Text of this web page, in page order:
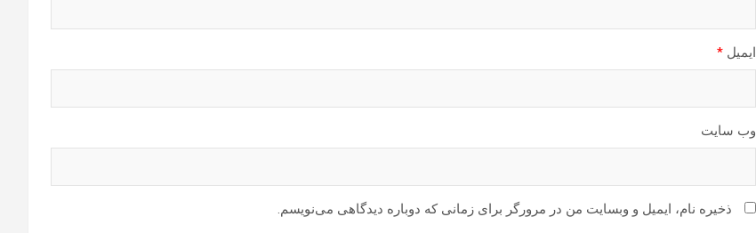
ایمیل *
وب‌ سایت
ذخیره نام، ایمیل و وبسایت من در مرورگر برای زمانی که دوباره دیدگاهی می‌نویسم.